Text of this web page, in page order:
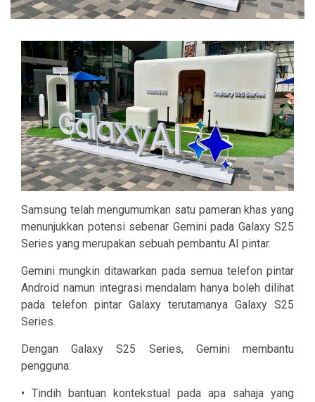
Samsung telah mengumumkan satu pameran khas yang
menunjukkan potensi sebenar Gemini pada Galaxy S25
Series yang merupakan sebuah pembantu AI pintar.
Gemini mungkin ditawarkan pada semua telefon pintar
Android namun integrasi mendalam hanya boleh dilihat
pada telefon pintar Galaxy terutamanya Galaxy S25
Series.
Dengan Galaxy S25 Series, Gemini membantu
pengguna:
• Tindih bantuan kontekstual pada apa sahaja yang